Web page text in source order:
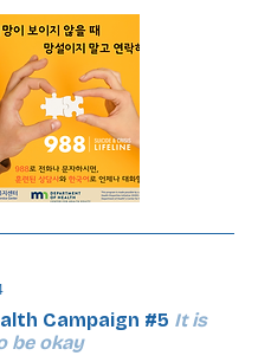
Campaign #5 It is
be okay